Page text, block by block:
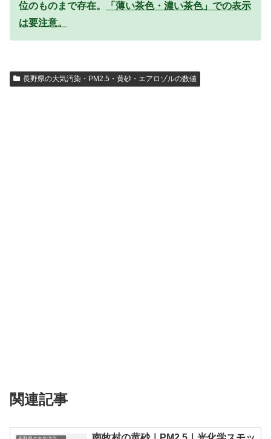
位のものまで存在。
「薄い茶色・濃い茶色」での表示
は要注意。
長野県の大気汚染・PM2.5・黄砂・エアロゾルの数値
関連記事